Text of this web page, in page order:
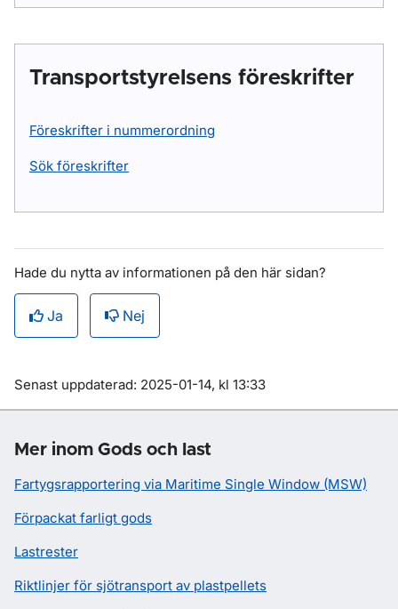
Transportstyrelsens föreskrifter
Föreskrifter i nummerordning
Sök föreskrifter
Hade du nytta av informationen på den här sidan?
Ja Nej
Om sidan
Senast uppdaterad: 2025-01-14, kl 13:33
Mer inom Gods och last
Fartygsrapportering via Maritime Single Window (MSW)
Förpackat farligt gods
Lastrester
Riktlinjer för sjötransport av plastpellets